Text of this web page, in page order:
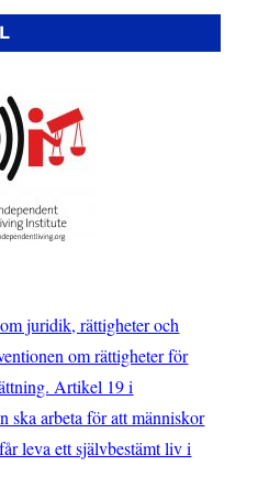
juridik, rättigheter och
om rättigheter för
Artikel 19 i
ska arbeta för att människor
leva ett självbestämt liv i